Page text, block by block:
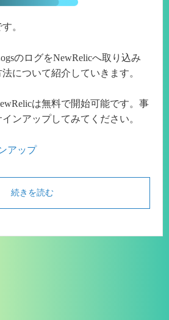
。
のログをNewRelicへ取り込み
について紹介していきます。
は無料で開始可能です。事
ンアップしてみてください。
アップ
続きを読む